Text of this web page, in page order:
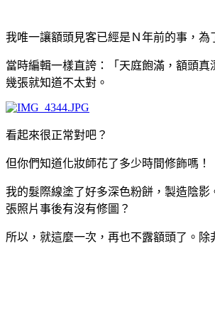
我唯一讓額頭見客已經是Ｎ年前的事，為
當時編輯一樣直誇：「天庭飽滿，額頭真
幾張就知道不太對。
看起來很正常對吧？
但你們知道化妝師花了多少時間修飾嗎！
我的髮際線塗了好多深色粉餅，製造陰影
張照片事後有沒有修圖？
所以，就這麼一次，再也不露額頭了。除